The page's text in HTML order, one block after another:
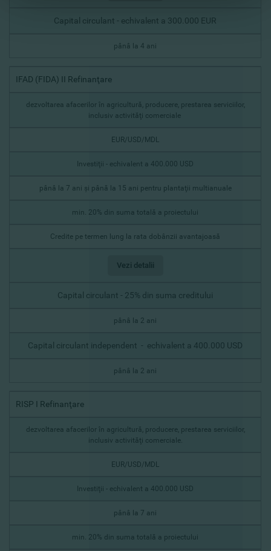
Capital circulant - echivalent a 300.000 EUR
pânâ la 4 ani
IFAD (FIDA) II Refinanţare
dezvoltarea afacerilor în agricultură, producere, prestarea serviciilor,
inclusiv activităţi comerciale
EUR/USD/MDL
Investiţii - echivalent a 400.000 USD
pânâ la 7 ani şi până la 15 ani pentru plantaţii multianuale
min. 20% din suma totală a proiectului
Credite pe termen lung la rata dobânzii avantajoasă
Vezi detalii
Capital circulant - 25% din suma creditului
pânâ la 2 ani
Capital circulant independent - echivalent a 400.000 USD
pânâ la 2 ani
RISP I Refinanţare
dezvoltarea afacerilor în agricultură, producere, prestarea serviciilor,
inclusiv activităţi comerciale.
EUR/USD/MDL
Investiţii - echivalent a 400.000 USD
pânâ la 7 ani
min. 20% din suma totală a proiectului